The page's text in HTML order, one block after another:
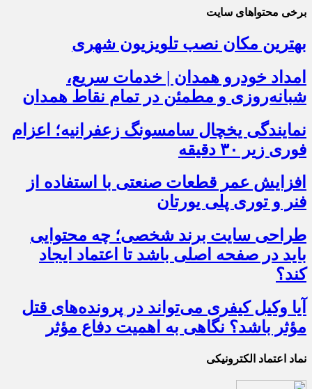
برخی محتواهای سایت
بهترین مکان نصب تلویزیون شهری
امداد خودرو همدان | خدمات سریع،
شبانه‌روزی و مطمئن در تمام نقاط همدان
نمایندگی یخچال سامسونگ زعفرانیه؛ اعزام
فوری زیر ۳۰ دقیقه
افزایش عمر قطعات صنعتی با استفاده از
فنر و توری پلی یورتان
طراحی سایت برند شخصی؛ چه محتوایی
باید در صفحه اصلی باشد تا اعتماد ایجاد
کند؟
آیا وکیل کیفری می‌تواند در پرونده‌های قتل
مؤثر باشد؟ نگاهی به اهمیت دفاع مؤثر
نماد اعتماد الکترونیکی